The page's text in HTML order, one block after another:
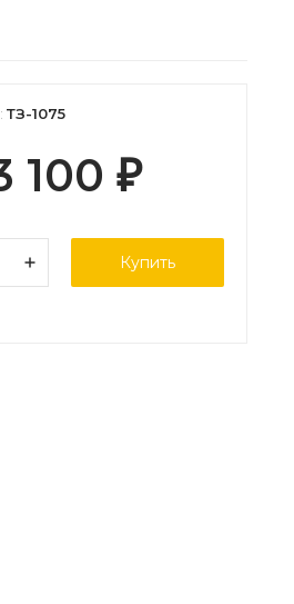
ТЗ-1075
100 ₽
Купить